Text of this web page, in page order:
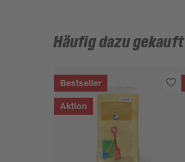
Häufig dazu gekauft
Bestseller
Aktion